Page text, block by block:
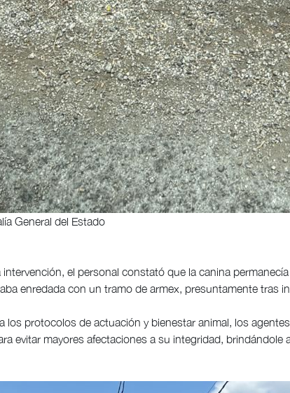
General del Estado
intervención, el personal constató que la canina
enredada con un tramo de armex, presuntamente tras
los protocolos de actuación y bienestar animal, los
evitar mayores afectaciones a su integridad, brindándole